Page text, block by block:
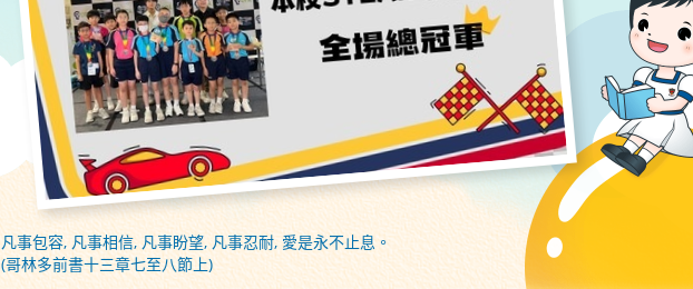
凡事包容, 凡事相信, 凡事盼望, 凡事忍耐, 愛是永不止息。
(哥林多前書十三章七至八節上)